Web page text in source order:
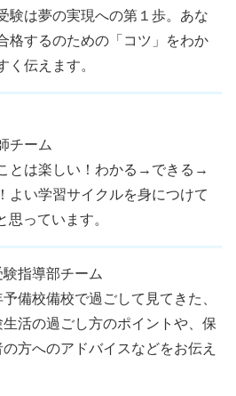
験は夢の実現への第１歩。あな
格するのための「コツ」をわか
く伝えます。
チーム
とは楽しい！わかる→できる→
よい学習サイクルを身につけて
っています。
指導部チーム
備校備校で過ごして見てきた、
生活の過ごし方のポイントや、保
の方へのアドバイスなどをお伝え